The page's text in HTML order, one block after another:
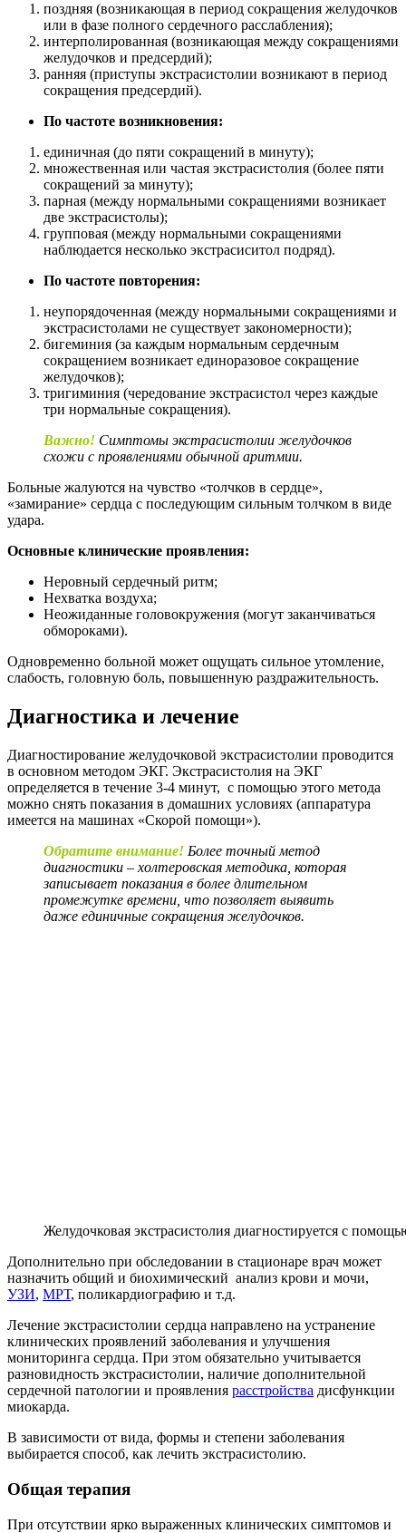
поздняя (возникающая в период сокращения желудочков
или в фазе полного сердечного расслабления);
интерполированная (возникающая между сокращениями
желудочков и предсердий);
ранняя (приступы экстрасистолии возникают в период
сокращения предсердий).
По частоте возникновения:
единичная (до пяти сокращений в минуту);
множественная или частая экстрасистолия (более пяти
сокращений за минуту);
парная (между нормальными сокращениями возникает
две экстрасистолы);
групповая (между нормальными сокращениями
наблюдается несколько экстрасиситол подряд).
По частоте повторения:
неупорядоченная (между нормальными сокращениями и
экстрасистолами не существует закономерности);
бигеминия (за каждым нормальным сердечным
сокращением возникает единоразовое сокращение
желудочков);
тригиминия (чередование экстрасистол через каждые
три нормальные сокращения).
Важно! Симптомы экстрасистолии желудочков
схожи с проявлениями обычной аритмии.
Больные жалуются на чувство «толчков в сердце»,
«замирание» сердца с последующим сильным толчком в виде
удара.
Основные клинические проявления:
Неровный сердечный ритм;
Нехватка воздуха;
Неожиданные головокружения (могут заканчиваться
обмороками).
Одновременно больной может ощущать сильное утомление,
слабость, головную боль, повышенную раздражительность.
Диагностика и лечение
Диагностирование желудочковой экстрасистолии проводится
в основном методом ЭКГ. Экстрасистолия на ЭКГ
определяется в течение 3-4 минут, с помощью этого метода
можно снять показания в домашних условиях (аппаратура
имеется на машинах «Скорой помощи»).
Обратите внимание! Более точный метод
диагностики – холтеровская методика, которая
записывает показания в более длительном
промежутке времени, что позволяет выявить
даже единичные сокращения желудочков.
Желудочковая экстрасистолия диагностируется с
Дополнительно при обследовании в стационаре врач может
назначить общий и биохимический анализ крови и мочи,
УЗИ, МРТ, поликардиографию и т.д.
Лечение экстрасистолии сердца направлено на устранение
клинических проявлений заболевания и улучшения
мониторинга сердца. При этом обязательно учитывается
разновидность экстрасистолии, наличие дополнительной
сердечной патологии и проявления расстройства дисфункции
миокарда.
В зависимости от вида, формы и степени заболевания
выбирается способ, как лечить экстрасистолию.
Общая терапия
При отсутствии ярко выраженных клинических симптомов и